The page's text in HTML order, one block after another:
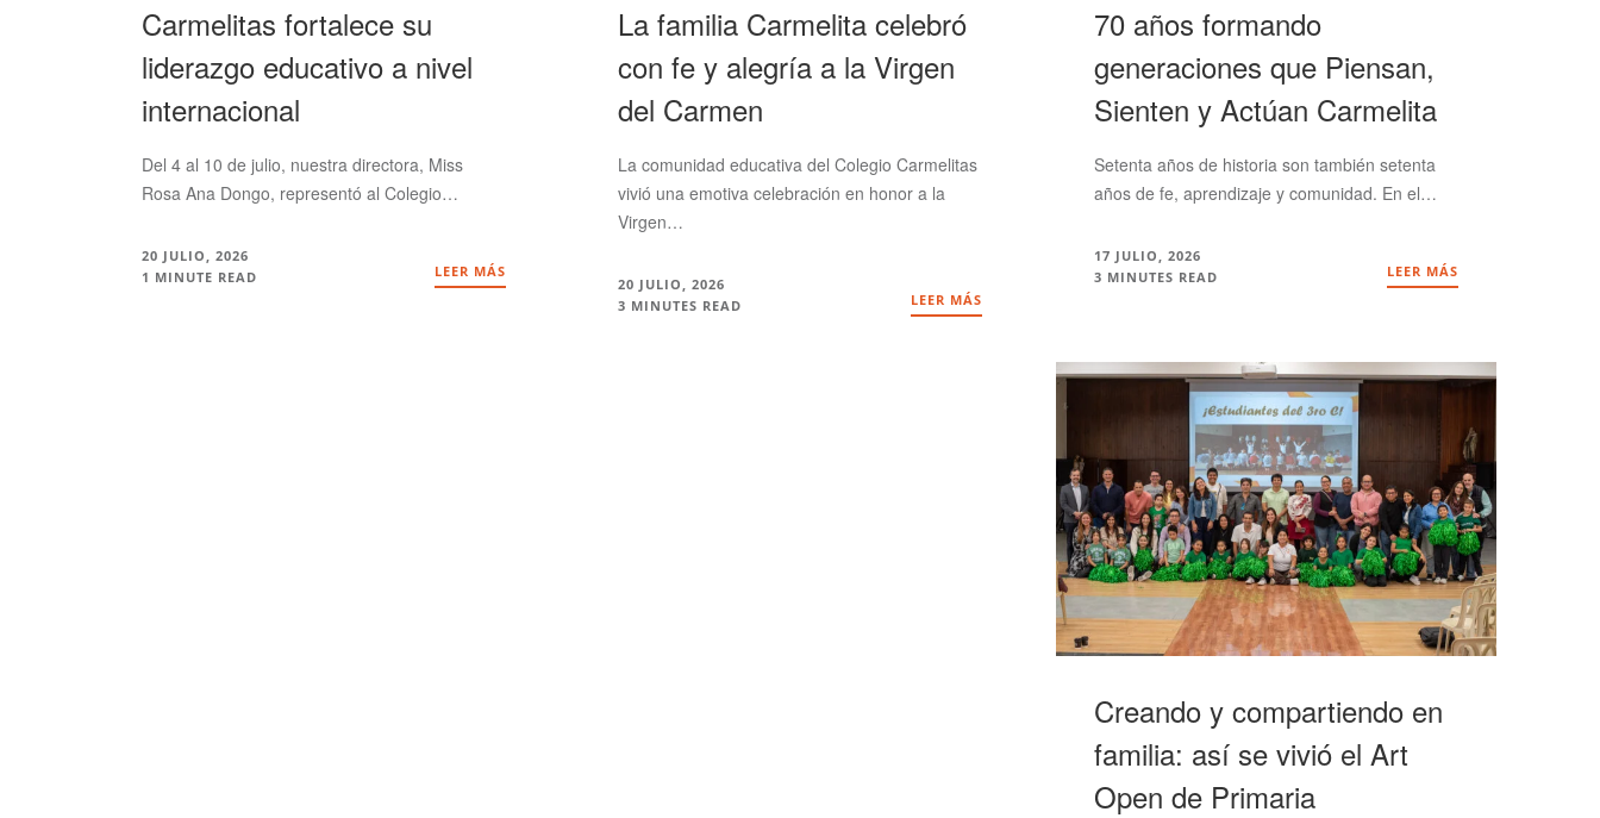
Carmelitas fortalece su
liderazgo educativo a nivel
internacional
Del 4 al 10 de julio, nuestra directora, Miss
Rosa Ana Dongo, representó al Colegio…
20 JULIO, 2026
1 MINUTE READ
LEER MÁS
La familia Carmelita celebró
con fe y alegría a la Virgen
del Carmen
La comunidad educativa del Colegio Carmelitas
vivió una emotiva celebración en honor a la
Virgen…
20 JULIO, 2026
3 MINUTES READ
LEER MÁS
70 años formando
generaciones que Piensan,
Sienten y Actúan Carmelita
Setenta años de historia son también setenta
años de fe, aprendizaje y comunidad. En el…
17 JULIO, 2026
3 MINUTES READ
LEER MÁS
Creando y compartiendo en
familia: así se vivió el Art
Open de Primaria